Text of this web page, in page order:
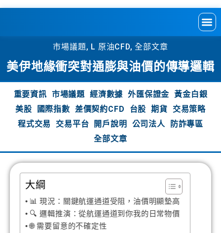
市場議題, L 原油CFD,全部文章
美伊地緣衝突對通膨與油價的傳導邏輯
重要資訊 市場議題 經濟數據 外匯保證金 黃金白銀
美股
國際指數 差價契約CFD 台股 期貨
交易策略
程式交易
交易平台 開戶說明 公司法人
防詐專區
全部文章
大綱
📊 現況：關鍵航運通道受阻，油價明顯墊高
🔍 邏輯推演：從航運通道到你我的日常物價
🌐 需要留意的不確定性